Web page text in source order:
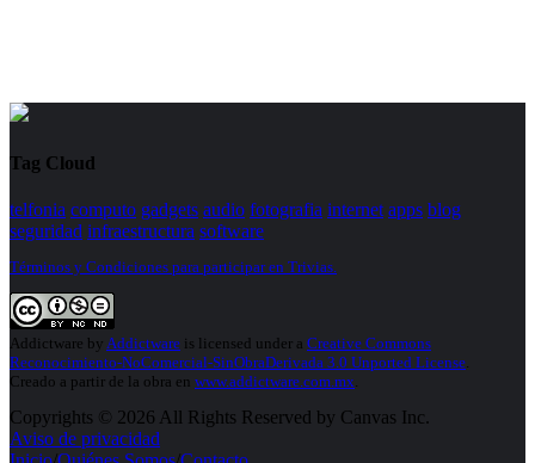
Tag Cloud
telfonia computo gadgets audio fotografia internet apps blog
seguridad infraestructura software
Términos y Condiciones para participar en Trivias.
Addictware by Addictware is licensed under a Creative Commons
Reconocimiento-NoComercial-SinObraDerivada 3.0 Unported License
Creado a partir de la obra en www.addictware.com.mx
Copyrights © 2026 All Rights Reserved by Canvas Inc.
Aviso de privacidad